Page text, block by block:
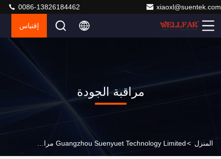
xiaoxl@suentek.com
0086-13826184462
إقتباس
مراقبة الجودة
المنزل >